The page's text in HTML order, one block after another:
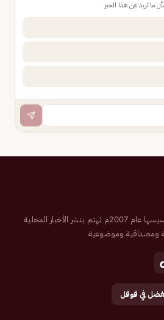
ما تريد عن هذا الخبر
صحيفة إلكترونية سعودية تم تأسيسها عام 2007م تهتم بنشر الأخبار المحلية
ومصداقية وموضوعية
في قوقل